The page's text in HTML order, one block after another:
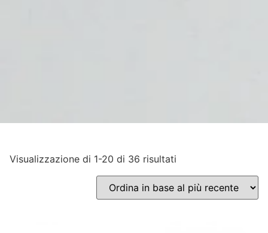
Visualizzazione di 1-20 di 36 risultati